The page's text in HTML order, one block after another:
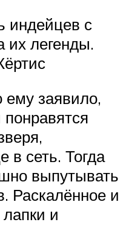
индейцев с
их легенды.
ему заявило,
в сеть. Тогда
выпутывать
Раскалённое и
лапки и